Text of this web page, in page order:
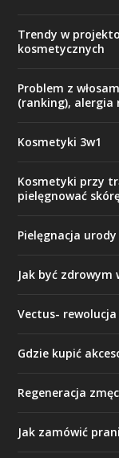
Trendy w
kosmetycznych
Problem z
(ranking), alergia
Kosmetyki 3w1
Kosmetyki przy
pielęgnować
Pielęgnacja
Jak być
Vectus-
Gdzie kupić
Regeneracja
Jak zamówić